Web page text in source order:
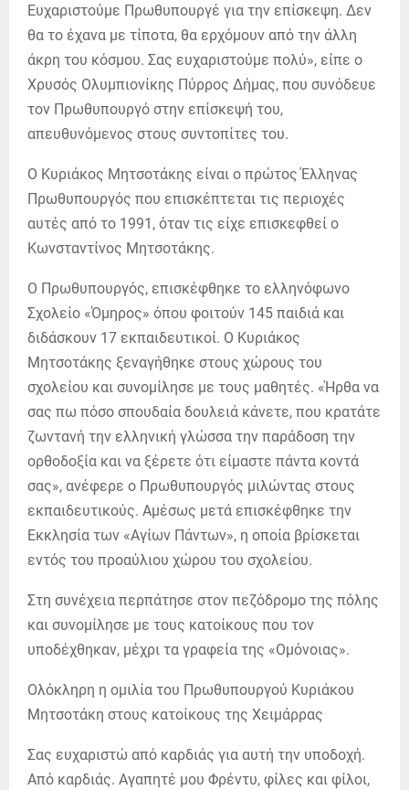
Ευχαριστούμε Πρωθυπουργέ για την επίσκεψη. Δεν
θα το έχανα με τίποτα, θα ερχόμουν από την άλλη
άκρη του κόσμου. Σας ευχαριστούμε πολύ», είπε ο
Χρυσός Ολυμπιονίκης Πύρρος Δήμας, που συνόδευε
τον Πρωθυπουργό στην επίσκεψή του,
απευθυνόμενος στους συντοπίτες του.
Ο Κυριάκος Μητσοτάκης είναι ο πρώτος Έλληνας
Πρωθυπουργός που επισκέπτεται τις περιοχές
αυτές από το 1991, όταν τις είχε επισκεφθεί ο
Κωνσταντίνος Μητσοτάκης.
Ο Πρωθυπουργός, επισκέφθηκε το ελληνόφωνο
Σχολείο «Όμηρος» όπου φοιτούν 145 παιδιά και
διδάσκουν 17 εκπαιδευτικοί. Ο Κυριάκος
Μητσοτάκης ξεναγήθηκε στους χώρους του
σχολείου και συνομίλησε με τους μαθητές. «Ήρθα να
σας πω πόσο σπουδαία δουλειά κάνετε, που κρατάτε
ζωντανή την ελληνική γλώσσα την παράδοση την
ορθοδοξία και να ξέρετε ότι είμαστε πάντα κοντά
σας», ανέφερε ο Πρωθυπουργός μιλώντας στους
εκπαιδευτικούς. Αμέσως μετά επισκέφθηκε την
Εκκλησία των «Αγίων Πάντων», η οποία βρίσκεται
εντός του προαύλιου χώρου του σχολείου.
Στη συνέχεια περπάτησε στον πεζόδρομο της πόλης
και συνομίλησε με τους κατοίκους που τον
υποδέχθηκαν, μέχρι τα γραφεία της «Ομόνοιας».
Ολόκληρη η ομιλία του Πρωθυπουργού Κυριάκου
Μητσοτάκη στους κατοίκους της Χειμάρρας
Σας ευχαριστώ από καρδιάς για αυτή την υποδοχή.
Από καρδιάς. Αγαπητέ μου Φρέντυ, φίλες και φίλοι,